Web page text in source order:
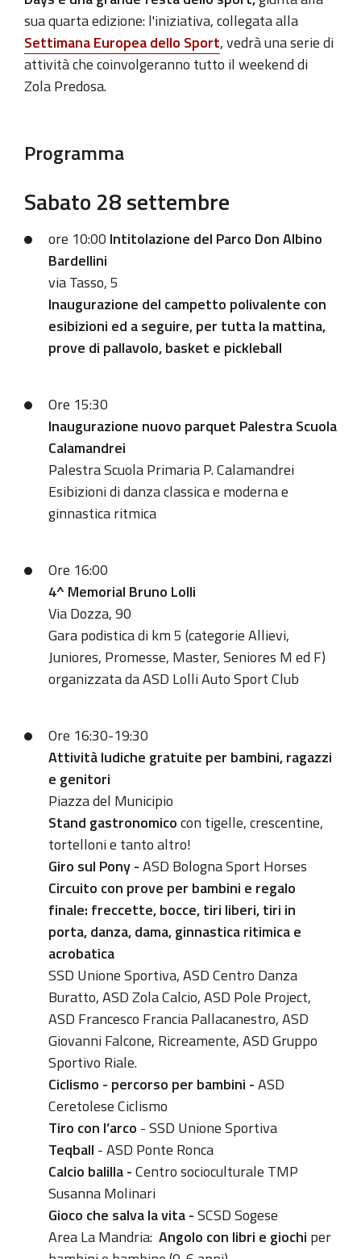
Due
giornate
di
sport
per
tutti,
della
Europea
dello
Sport
sua quarta edizione:l'iniziativa, collegata alla
Settimana Europea dello Sport, vedrà una serie di
attività che coinvolgeranno tutto il weekend di
Zola Predosa.
Programma
Sabato 28 settembre
ore 10:00 Intitolazione del Parco Don Albino
Bardellini
via Tasso, 5
Inaugurazione del campetto polivalente con
esibizioni ed a seguire, per tutta la mattina,
prove di pallavolo, basket e pickleball
Ore 15:30
Inaugurazione nuovo parquet PalestraScuola
Calamandrei
Palestra Scuola Primaria P. Calamandrei
Esibizioni di danza classica e moderna e
ginnastica ritmica
Ore 16:00
4^ Memorial Bruno Lolli
Via Dozza, 90
Gara podistica di km 5 (categorie Allievi,
Juniores, Promesse, Master, Seniores M ed F)
organizzata da ASD Lolli Auto Sport Club
Ore 16:30-19:30
Attività ludiche gratuite per bambini, ragazzi
e genitori
Piazza del Municipio
Stand gastronomicocon tigelle, crescentine,
tortelloni e tanto altro!
Giro sul Pony -ASD Bologna Sport Horses
Circuito con prove per bambini e regalo
finale: freccette, bocce, tiri liberi, tiri in
porta, danza, dama, ginnastica ritimica e
acrobatica
SSD Unione Sportiva, ASD Centro Danza
Buratto, ASD Zola Calcio, ASD Pole Project,
ASD Francesco Francia Pallacanestro, ASD
Giovanni Falcone, Ricreamente, ASD Gruppo
Sportivo Riale.
Ciclismo - percorso per bambini -ASD
Ceretolese Ciclismo
Tiro con l’arco -SSD Unione Sportiva
Teqball -ASD Ponte Ronca
Calcio balilla -Centro socioculturale TMP
Susanna Molinari
Gioco che salva la vita -SCSD Sogese
Area La Mandria: Angolo con libri e giochi per